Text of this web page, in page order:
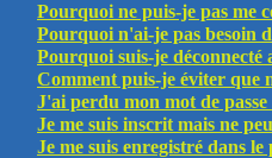
Pourquoi ne puis-je pas me
Pourquoi n'ai-je pas besoin
Pourquoi suis-je déconnecté
Comment puis-je éviter que
J'ai perdu mon mot de passe
Je me suis inscrit mais ne
Je me suis enregistré dans